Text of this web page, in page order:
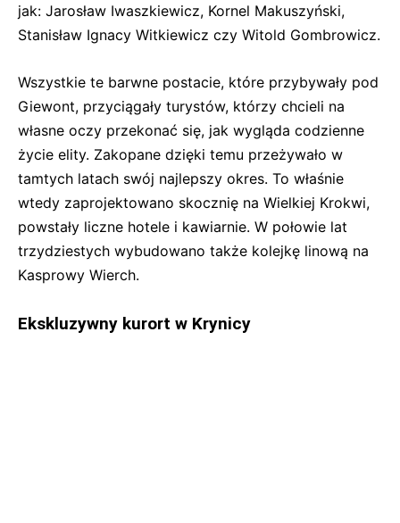
jak: Jarosław Iwaszkiewicz, Kornel Makuszyński,
Stanisław Ignacy Witkiewicz czy Witold Gombrowicz.
Wszystkie te barwne postacie, które przybywały pod
Giewont, przyciągały turystów, którzy chcieli na
własne oczy przekonać się, jak wygląda codzienne
życie elity. Zakopane dzięki temu przeżywało w
tamtych latach swój najlepszy okres. To właśnie
wtedy zaprojektowano skocznię na Wielkiej Krokwi,
powstały liczne hotele i kawiarnie. W połowie lat
trzydziestych wybudowano także kolejkę linową na
Kasprowy Wierch.
Ekskluzywny kurort w Krynicy